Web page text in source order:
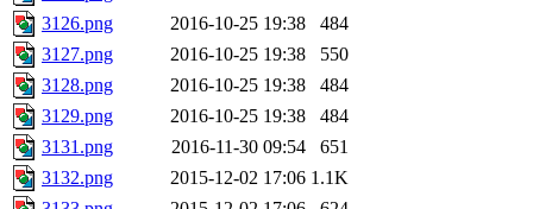
3126.png
2016-10-25 19:38
484
3127.png
2016-10-25 19:38
550
3128.png
2016-10-25 19:38
484
3129.png
2016-10-25 19:38
484
3131.png
2016-11-30 09:54
651
3132.png
2015-12-02 17:06 1.1K